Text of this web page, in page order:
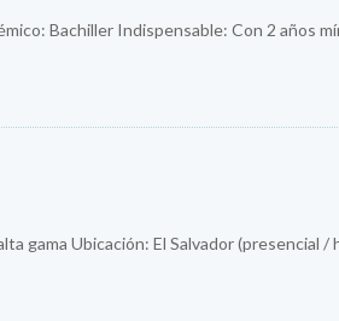
Bachiller Indispensable: Con 2 años
gama Ubicación: El Salvador (presencial /